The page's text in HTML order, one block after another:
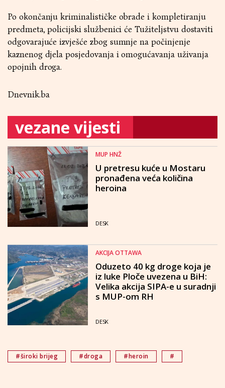
Po okončanju kriminalističke obrade i kompletiranju
predmeta, policijski službenici će Tužiteljstvu dostaviti
odgovarajuće izvješće zbog sumnje na počinjenje
kaznenog djela posjedovanja i omogućavanja uživanja
opojnih droga.
Dnevnik.ba
vezane vijesti
MUP HNŽ
U pretresu kuće u Mostaru
pronađena veća količina
heroina
DESK
AKCIJA OTTAWA
Oduzeto 40 kg droge koja je
iz luke Ploče uvezena u BiH:
Velika akcija SIPA-e u suradnji
s MUP-om RH
DESK
#široki brijeg #droga #heroin #